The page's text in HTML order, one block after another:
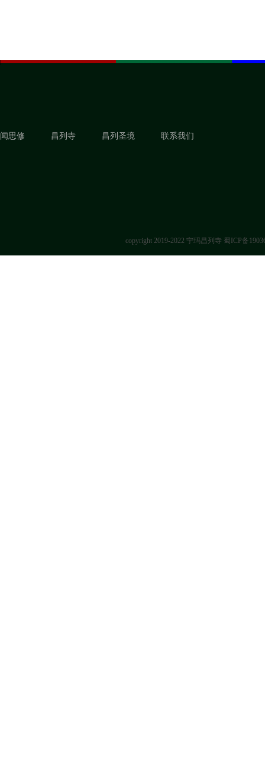
闻思修 昌列寺 昌列圣境 联系我们
copyright 2019-2022 宁玛昌列寺 蜀ICP备